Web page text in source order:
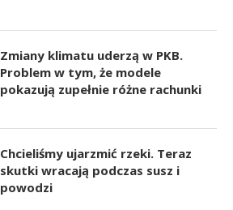
Zmiany klimatu uderzą w PKB.
Problem w tym, że modele
pokazują zupełnie różne rachunki
Chcieliśmy ujarzmić rzeki. Teraz
skutki wracają podczas susz i
powodzi